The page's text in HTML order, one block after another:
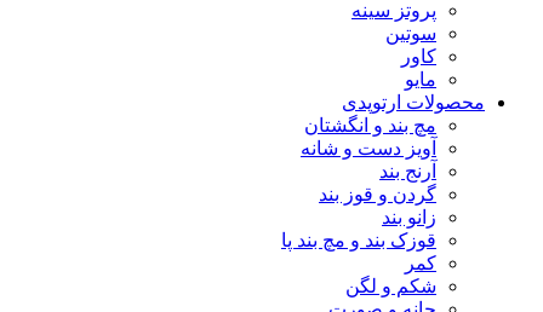
پروتز سینه
سوتین
کاور
مایو
محصولات ارتوپدی
مچ بند و انگشتان
آویز دست و شانه
آرنج بند
گردن و قوز بند
زانو بند
قوزک بند و مچ بند پا
کمر
شکم و لگن